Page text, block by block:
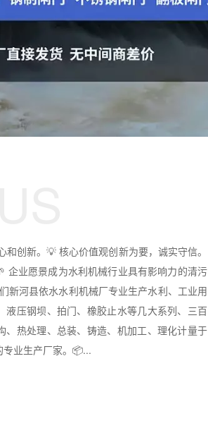
创新。💡 核心价值观创新为要，诚实守信。
企业愿景成为水利机械行业具有影响力的清污
新河县依水水利机械厂专业生产水利、工业用
液压钢坝、拍门、橡胶止水等几大系列、三百
、热处理、总装、铸造、机加工、理化计量于
业生产厂家。📦...